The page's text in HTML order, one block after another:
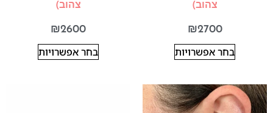
צהוב)
₪2700
בחר אפשרויות
צהוב)
₪2600
בחר אפשרויות